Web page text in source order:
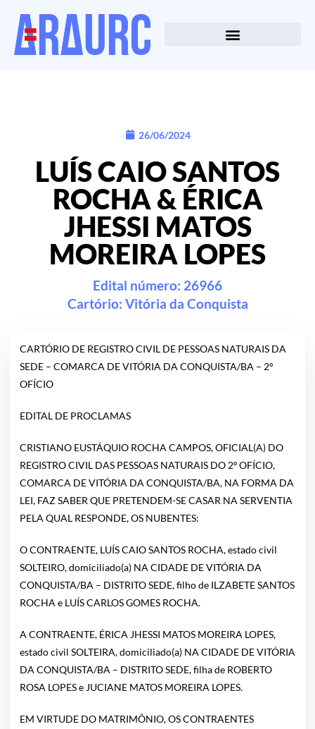
26/06/2024
LUÍS CAIO SANTOS
ROCHA & ÉRICA
JHESSI MATOS
MOREIRA LOPES
Edital número: 26966
Cartório: Vitória da Conquista
CARTÓRIO DE REGISTRO CIVIL DE PESSOAS NATURAIS DA
SEDE – COMARCA DE VITÓRIA DA CONQUISTA/BA – 2º
OFÍCIO
EDITAL DE PROCLAMAS
CRISTIANO EUSTÁQUIO ROCHA CAMPOS, OFICIAL(A) DO
REGISTRO CIVIL DAS PESSOAS NATURAIS DO 2º OFÍCIO,
COMARCA DE VITÓRIA DA CONQUISTA/BA, NA FORMA DA
LEI, FAZ SABER QUE PRETENDEM-SE CASAR NA SERVENTIA
PELA QUAL RESPONDE, OS NUBENTES:
O CONTRAENTE, LUÍS CAIO SANTOS ROCHA, estado civil
SOLTEIRO, domiciliado(a) NA CIDADE DE VITÓRIA DA
CONQUISTA/BA – DISTRITO SEDE, filho de ILZABETE SANTOS
ROCHA e LUÍS CARLOS GOMES ROCHA.
A CONTRAENTE, ÉRICA JHESSI MATOS MOREIRA LOPES,
estado civil SOLTEIRA, domiciliado(a) NA CIDADE DE VITÓRIA
DA CONQUISTA/BA – DISTRITO SEDE, filha de ROBERTO
ROSA LOPES e JUCIANE MATOS MOREIRA LOPES.
EM VIRTUDE DO MATRIMÔNIO, OS CONTRAENTES